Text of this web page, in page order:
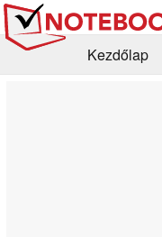
Kezdőlap